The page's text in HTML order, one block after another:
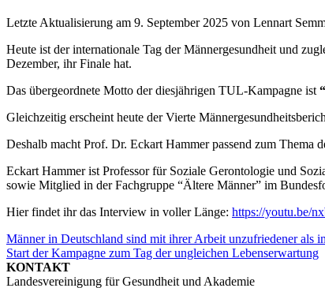
Letzte Aktualisierung am 9. September 2025 von Lennart
Heute ist der internationale Tag der Männergesundheit und
Dezember, ihr Finale hat.
Das übergeordnete Motto der diesjährigen TUL-Kampagne ist
Gleichzeitig erscheint heute der Vierte
Deshalb macht Prof. Dr. Eckart Hammer passend zum Thema
Eckart Hammer ist Professor für Soziale Gerontologie und
sowie Mitglied in der Fachgruppe “Ältere Männer” im
Hier findet ihr das Interview in voller Länge: https://youtu.be/
Beitragsnavigation
Männer in Deutschland sind mit ihrer Arbeit unzufriedener als
Start der Kampagne zum Tag der ungleichen Lebenserwartung
KONTAKT
Landesvereinigung für Gesundheit und Akademie